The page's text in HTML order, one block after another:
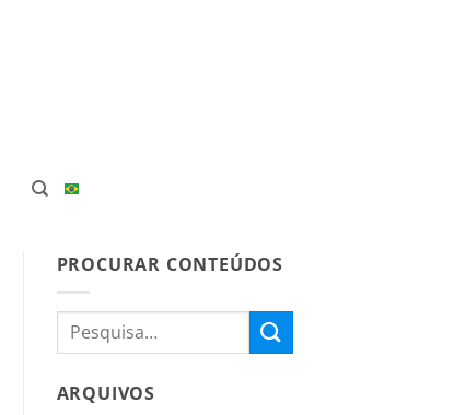
PROCURAR CONTEÚDOS
ARQUIVOS